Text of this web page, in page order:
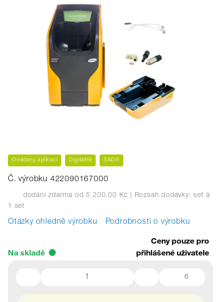
Ovládaný aplikací Digitálně SADA
Č. výrobku 422090167000
dodání zdarma od 5 200,00 Kč | Rozsah dodávky: set à
1 set
Otázky ohledně výrobku Podrobnosti o výrobku
Na skladě
Ceny pouze pro
přihlášené uživatele
6